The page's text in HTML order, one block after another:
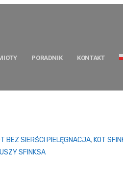
PORADNIK KONTAKT
BEZ SIERŚCI PIELĘGNACJA, KOT
USZY SFINKSA